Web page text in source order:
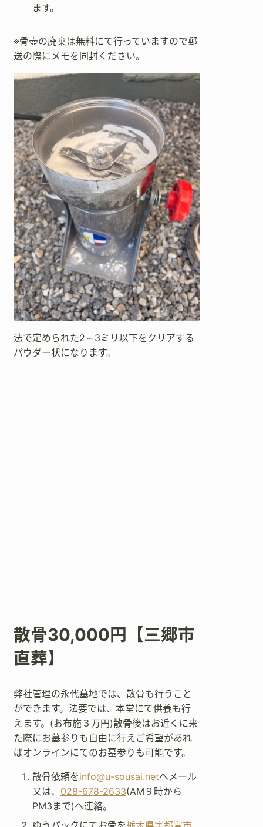
ます。
※骨壺の廃棄は無料にて行っていますので郵
送の際にメモを同封ください。
法で定められた2～3ミリ以下をクリアする
パウダー状になります。
散骨30,000円【三郷市
直葬】
弊社管理の永代墓地では、散骨も行うこと
ができます。法要では、本堂にて供養も行
えます。(お布施３万円)散骨後はお近くに来
た際にお墓参りも自由に行えご希望があれ
ばオンラインにてのお墓参りも可能です。
散骨依頼をinfo@u-sousai.netへメール
又は、 028-678-2633(AM９時から
PM3まで)へ連絡。